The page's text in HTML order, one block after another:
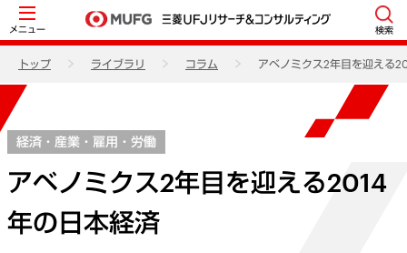
メニュー 検索
トップ ライブラリ コラム アベノミクス2年目を迎える
経済・産業・雇用・労働
アベノミクス2年目を迎える2014
年の日本経済